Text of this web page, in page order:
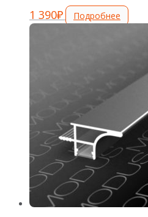
1 390₽ Подробнее